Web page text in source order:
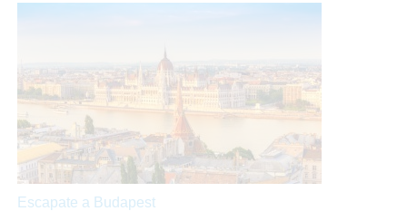
Escapate a Budapest